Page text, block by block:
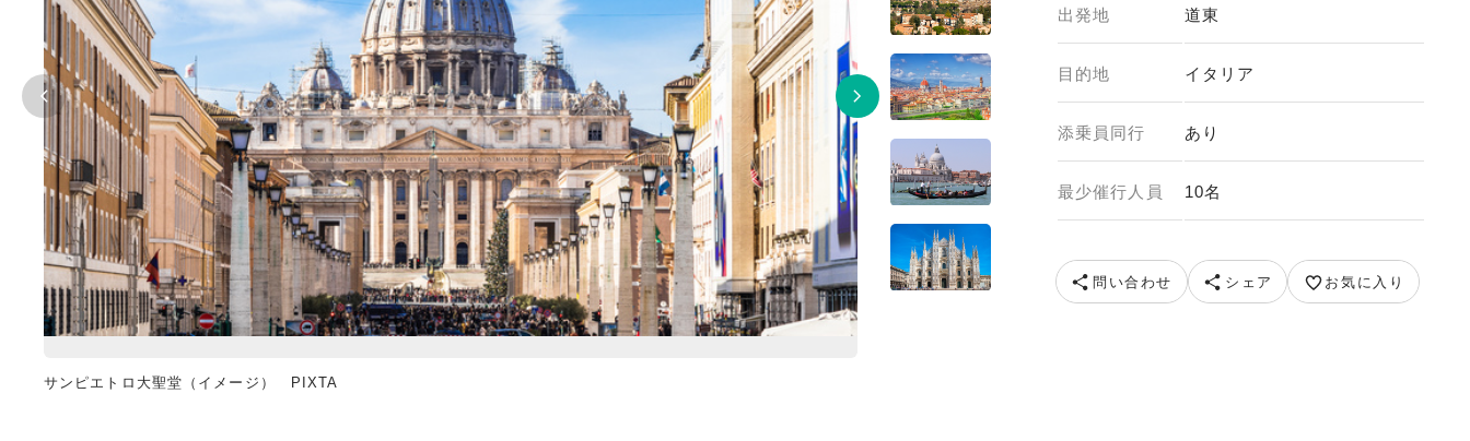
サンピエトロ大聖堂（イメージ） PIXTA
出発地 道東
目的地 イタリア
添乗員同行 あり
最少催行人員 10名
問い合わせ シェア お気に入り